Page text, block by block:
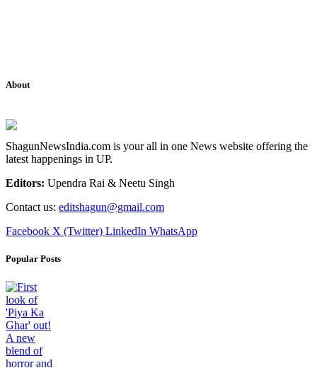
About
ShagunNewsIndia.com is your all in one News website offering the
latest happenings in UP.
Editors: Upendra Rai & Neetu Singh
Contact us: editshagun@gmail.com
Facebook X (Twitter) LinkedIn WhatsApp
Popular Posts